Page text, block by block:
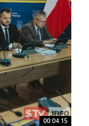
00:04:15